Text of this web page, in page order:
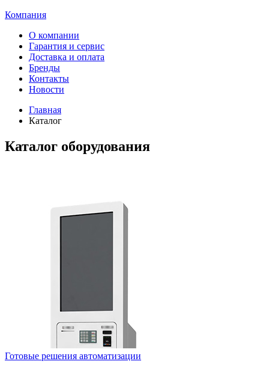
Компания
О компании
Гарантия и сервис
Доставка и оплата
Бренды
Контакты
Новости
Главная
Каталог
Каталог оборудования
Готовые решения автоматизации